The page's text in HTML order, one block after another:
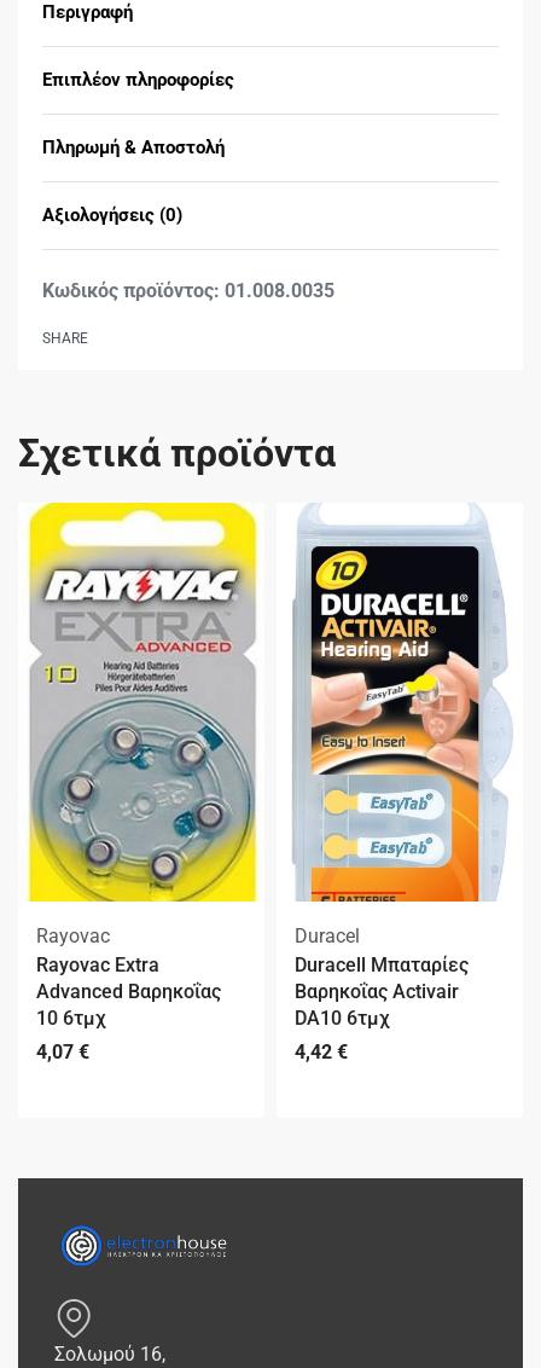
Περιγραφή
Επιπλέον πληροφορίες
Πληρωμή & Αποστολή
Αξιολογήσεις (0)
01.008.0035
SHARE
Σχετικά προϊόντα
Rayovac
Rayovac Extra
Advanced Βαρηκοΐας
10 6τμχ
4,07 €
Duracel
Duracell Μπαταρίες
Βαρηκοΐας Activair
DA10 6τμχ
4,42 €
Σολωμού 16,